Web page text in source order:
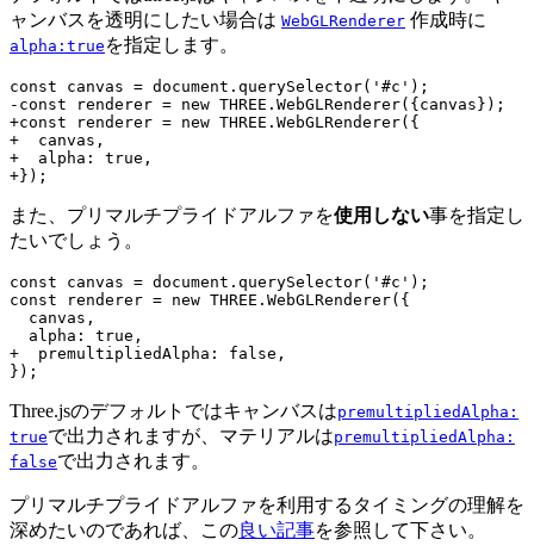
ャンバスを透明にしたい場合は WebGLRenderer 作成時に
alpha:true を指定します。
const canvas = document.querySelector('#c');
-const renderer = new THREE.WebGLRenderer({canvas});
+const renderer = new THREE.WebGLRenderer({
+  canvas,
+  alpha: true,
また、プリマルチプライドアルファを使用しない事を指定し
たいでしょう。
const canvas = document.querySelector('#c');
const renderer = new THREE.WebGLRenderer({
  canvas,
  alpha: true,
+  premultipliedAlpha: false,
Three.jsのデフォルトではキャンバスはpremultipliedAlpha:
trueで出力されますが、マテリアルはpremultipliedAlpha:
falseで出力されます。
プリマルチプライドアルファを利用するタイミングの理解を
深めたいのであれば、この良い記事を参照して下さい。